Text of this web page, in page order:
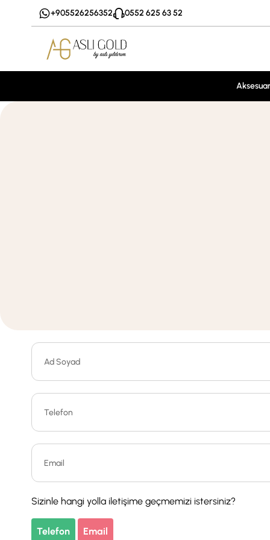
+905526256352 0552 625 63 52
Aksesuar
Sizinle hangi yolla iletişime geçmemizi istersiniz?
Telefon Email